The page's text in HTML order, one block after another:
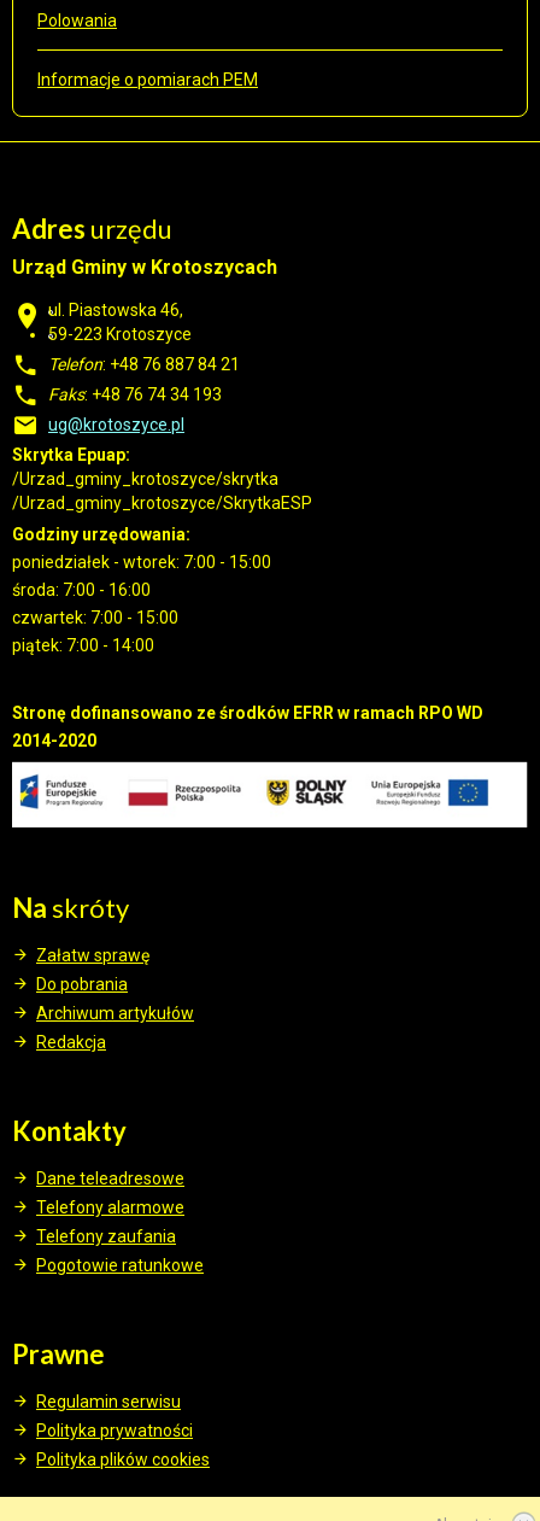
Polowania
Informacje o pomiarach PEM
Adres urzędu
Urząd Gminy w Krotoszycach
ul. Piastowska 46,
59-223 Krotoszyce
Telefon: +48 76 887 84 21
Faks: +48 76 74 34 193
ug@krotoszyce.pl
Skrytka Epuap:
/Urzad_gminy_krotoszyce/skrytka
/Urzad_gminy_krotoszyce/SkrytkaESP
Godziny urzędowania:
poniedziałek - wtorek: 7:00 - 15:00
środa: 7:00 - 16:00
czwartek: 7:00 - 15:00
piątek: 7:00 - 14:00
Stronę dofinansowano ze środków EFRR w ramach RPO WD
2014-2020
Naskróty
Załatw sprawę
Do pobrania
Archiwum artykułów
Redakcja
Kontakty
Dane teleadresowe
Telefony alarmowe
Telefony zaufania
Pogotowie ratunkowe
Prawne
Regulamin serwisu
Polityka prywatności
Polityka plików cookies